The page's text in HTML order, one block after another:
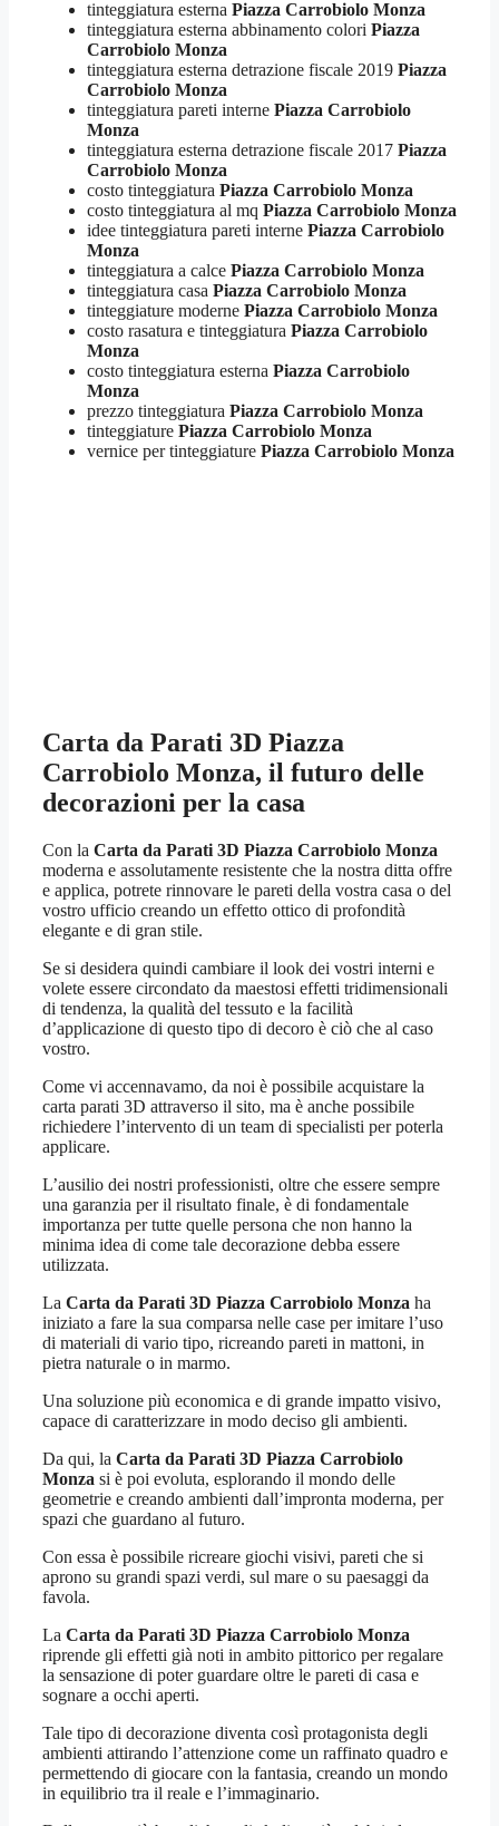
tinteggiatura esterna Piazza Carrobiolo Monza
tinteggiatura esterna abbinamento colori Piazza
Carrobiolo Monza
tinteggiatura esterna detrazione fiscale 2019 Piazza
Carrobiolo Monza
tinteggiatura pareti interne Piazza Carrobiolo
Monza
tinteggiatura esterna detrazione fiscale 2017 Piazza
Carrobiolo Monza
costo tinteggiatura Piazza Carrobiolo Monza
costo tinteggiatura al mq Piazza Carrobiolo Monza
idee tinteggiatura pareti interne Piazza Carrobiolo
Monza
tinteggiatura a calce Piazza Carrobiolo Monza
tinteggiatura casa Piazza Carrobiolo Monza
tinteggiature moderne Piazza Carrobiolo Monza
costo rasatura e tinteggiatura Piazza Carrobiolo
Monza
costo tinteggiatura esterna Piazza Carrobiolo
Monza
prezzo tinteggiatura Piazza Carrobiolo Monza
tinteggiature Piazza Carrobiolo Monza
vernice per tinteggiature Piazza Carrobiolo Monza
Carta da Parati 3D Piazza
Carrobiolo Monza, il futuro delle
decorazioni per la casa
Con la Carta da Parati 3D Piazza Carrobiolo Monza
moderna e assolutamente resistente che la nostra ditta offre
e applica, potrete rinnovare le pareti della vostra casa o del
vostro ufficio creando un effetto ottico di profondità
elegante e di gran stile.
Se si desidera quindi cambiare il look dei vostri interni e
volete essere circondato da maestosi effetti tridimensionali
di tendenza, la qualità del tessuto e la facilità
d’applicazione di questo tipo di decoro è ciò che al caso
vostro.
Come vi accennavamo, da noi è possibile acquistare la
carta parati 3D attraverso il sito, ma è anche possibile
richiedere l’intervento di un team di specialisti per poterla
applicare.
L’ausilio dei nostri professionisti, oltre che essere sempre
una garanzia per il risultato finale, è di fondamentale
importanza per tutte quelle persona che non hanno la
minima idea di come tale decorazione debba essere
utilizzata.
La Carta da Parati 3D Piazza Carrobiolo Monza ha
iniziato a fare la sua comparsa nelle case per imitare l’uso
di materiali di vario tipo, ricreando pareti in mattoni, in
pietra naturale o in marmo.
Una soluzione più economica e di grande impatto visivo,
capace di caratterizzare in modo deciso gli ambienti.
Da qui, la Carta da Parati 3D Piazza Carrobiolo
Monza si è poi evoluta, esplorando il mondo delle
geometrie e creando ambienti dall’impronta moderna, per
spazi che guardano al futuro.
Con essa è possibile ricreare giochi visivi, pareti che si
aprono su grandi spazi verdi, sul mare o su paesaggi da
favola.
La Carta da Parati 3D Piazza Carrobiolo Monza
riprende gli effetti già noti in ambito pittorico per regalare
la sensazione di poter guardare oltre le pareti di casa e
sognare a occhi aperti.
Tale tipo di decorazione diventa così protagonista degli
ambienti attirando l’attenzione come un raffinato quadro e
permettendo di giocare con la fantasia, creando un mondo
in equilibrio tra il reale e l’immaginario.